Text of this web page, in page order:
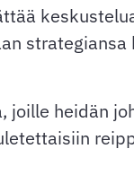
heidän